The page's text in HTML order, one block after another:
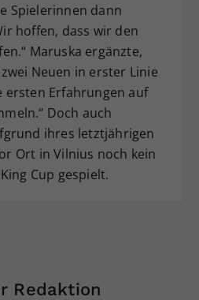
Spielerinnen dann
hoffen, dass wir den
Maruska ergänzte,
Neuen in erster Linie
ersten Erfahrungen auf
Doch auch
ihres letztjährigen
Ort in Vilnius noch kein
Cup gespielt.
Redaktion